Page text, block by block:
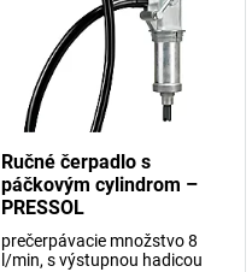
Ručné čerpadlo s
páčkovým cylindrom –
PRESSOL
prečerpávacie množstvo 8
l/min, s výstupnou hadicou